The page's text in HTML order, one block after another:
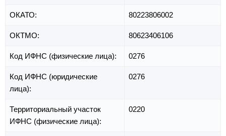
ОКАТО: 80223806002
ОКТМО: 80623406106
Код ИФНС (физические лица): 0276
Код ИФНС (юридические
лица):
0276
Территориальный участок
ИФНС (физические лица):
0220